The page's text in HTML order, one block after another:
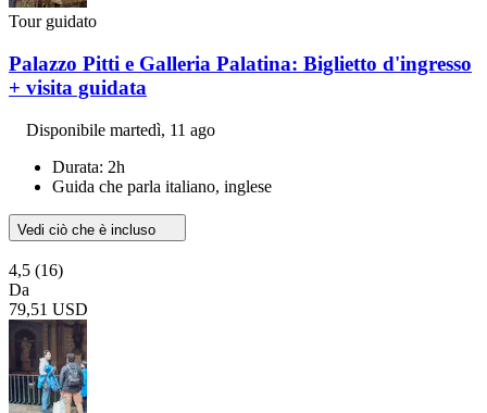
Tour guidato
Palazzo Pitti e Galleria Palatina: Biglietto d'ingresso
+ visita guidata
Disponibile martedì, 11 ago
Durata: 2h
Guida che parla italiano, inglese
Vedi ciò che è incluso
4,5 (16)
Da
79,51 USD